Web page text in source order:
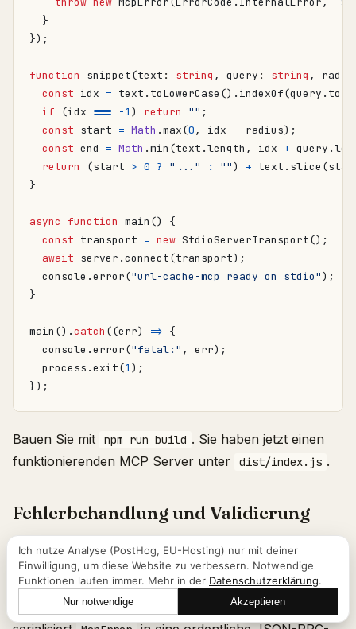
}
});
function snippet(text : string , query : string ,
const idx = text . toLowerCase (). indexOf(query .
if
(idx === -1) return "" ;
const start = Math .max(0, idx - radius);
const end = Math .min (text .length , idx + query .
return
(start > 0 ? "..." : "") + text . slice (
}
async function main() {
const transport = new StdioServerTransport();
await server .connect(transport);
console .error("url-cache-mcp ready on stdio");
}
main ().catch ((err) => {
console .error("fatal:" , err);
process .exit(1);
});
Bauen Sie mit npm run build . Sie haben jetzt einen
funktionierenden MCP Server unter
dist/index.js .
Fehlerbehandlung und Validierung
Das Muster oben ist das, das Sie kopieren sollten. Drei
Regeln.
Werfen Sie McpError , nicht plain Error.Das SDK
Lass uns reden
Ich nutze Analyse (PostHog, EU-Hosting) nur mit deiner
Einwilligung, um diese Website zu verbessern. Notwendige
Funktionen laufen immer. Mehr in der Datenschutzerklärung.
Nur notwendige Akzeptieren